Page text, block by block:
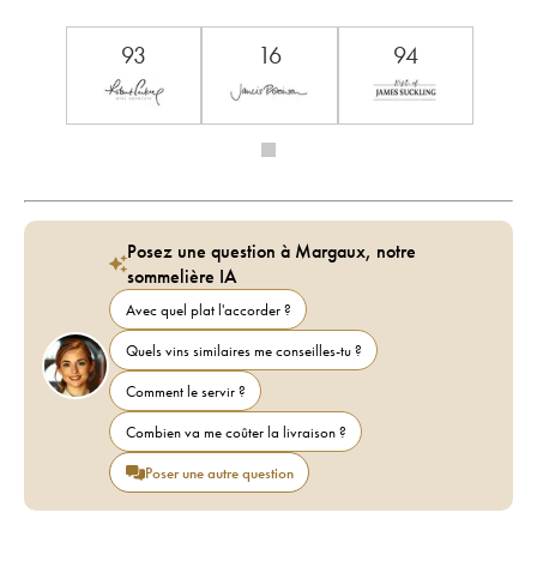
93 16 94
Posez une question à Margaux, notre
sommelière IA
Avec quel plat l'accorder ?
Quels vins similaires me conseilles-tu ?
Comment le servir ?
Combien va me coûter la livraison ?
Poser une autre question